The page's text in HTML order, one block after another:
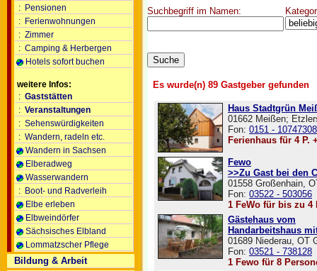
: Pensionen
: Ferienwohnungen
: Zimmer
: Camping & Herbergen
Hotels sofort buchen
weitere Infos:
: Gaststätten
: Veranstaltungen
: Sehenswürdigkeiten
: Wandern, radeln etc.
Wandern in Sachsen
Elberadweg
Wasserwandern
: Boot- und Radverleih
Elbe erleben
Elbweindörfer
Sächsisches Elbland
Lommatzscher Pflege
Bildung & Arbeit
Suchbegriff im Namen:
Es wurde(n) 89 Gastgeber gefunden
Haus Stadtgrün
01662 Meißen;
Fon: 0151 - 10747308
Ferienhaus für 4 P.
Fewo
>>Zu Gast bei den
01558 Großenhain,
Fon: 03522 - 503056
1 FeWo für bis zu 4
Gästehaus vom
Handarbeitshaus
01689 Niederau, OT
Fon: 03521 - 738128
1 Fewo für 8